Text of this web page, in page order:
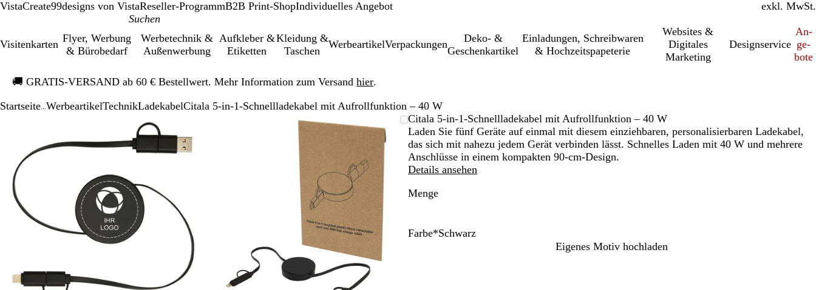
VistaCreate99designs von VistaReseller-ProgrammB2B Print-ShopIndividuelles Angebot inkl. MwSt.
exkl. MwSt.
Visitenkarten
Flyer, Werbung
& Bürobedarf
Werbetechnik &
Außenwerbung
Aufkleber &
Etiketten
Kleidung &
Taschen
WerbeartikelVerpackungen
Deko- &
Geschenkartikel
Einl­a­dung­en, Schreib­wa­ren
& Hochzeitspapeterie
Websites &
Digitales
Marketing
Designservice
An­­
ge­­
bo­­te
🚚 GRATIS-VERSAND ab 60 € Bestellwert. Mehr Information zum Versand hier.
1
Startseite WerbeartikelTechnikLadekabelCitala 5-in-1-Schnellladekabel mit Aufrollfunktion – 40 W
Minimum
Vergrößern
die
und
-
zum
Zoomen
und
die
Schwenken.
Vergrößer-/verkleinerbares
Zoom
Minimum
Klicken
Vergrößern
Verwenden
und
zum
Zoomen
die
Pfeiltasten
zum
Schwenken.
Citala 5-in-1-Schnellladekabel mit Aufrollfunktion – 40 W
Laden Sie fünf Geräte auf einmal mit diesem einziehbaren, personalisierbaren Ladekabel,
das sich mit nahezu jedem Gerät verbinden lässt. Schnelles Laden mit 40 W und mehrere
Anschlüsse in einem kompakten 90-cm-Design.
Details ansehen
Menge
Farbe*Schwarz
Eigenes Motiv hochladen